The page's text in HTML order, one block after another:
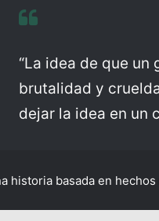
“La idea de que
brutalidad y
dejar la idea en un
historia basada en hechos